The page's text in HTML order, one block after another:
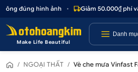
đúng hình ảnh • Giảm 50.000₫ phí
Make Life Beautiful
Danh
/ NGOẠI THẤT / Vè che mưa Vinfast